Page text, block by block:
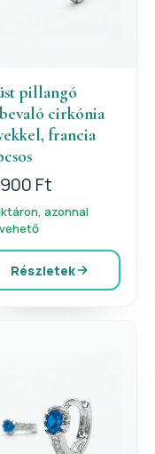
pillangó
cirkónia
francia
Ft
azonnal
Részletek